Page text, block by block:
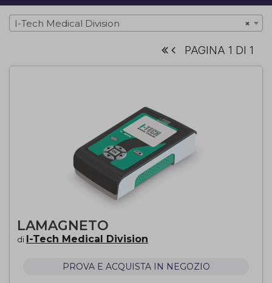
×
I-Tech Medical Division
PAGINA 1 DI 1
LAMAGNETO
di I-Tech Medical Division
PROVA E ACQUISTA IN NEGOZIO